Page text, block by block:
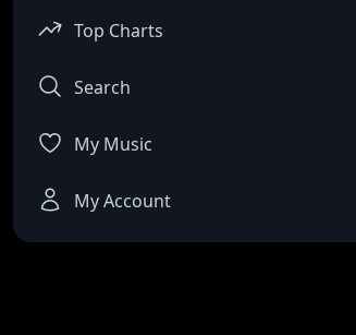
Top Charts
Search
My Music
My Account